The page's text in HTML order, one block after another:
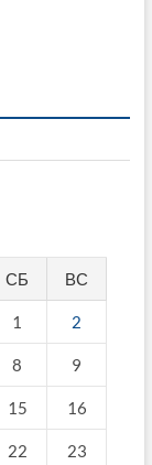
СБ ВС
1 2
8 9
15 16
22 23